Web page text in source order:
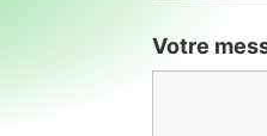
Votre